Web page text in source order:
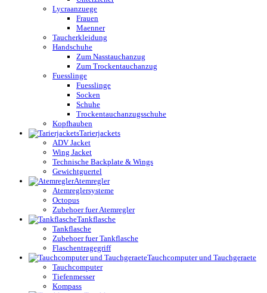
Lycraanzuege
Frauen
Maenner
Taucherkleidung
Handschuhe
Zum Nasstauchanzug
Zum Trockentauchanzug
Fuesslinge
Fuesslinge
Socken
Schuhe
Trockentauchanzugsschuhe
Kopfhauben
Tarierjackets
ADV Jacket
Wing Jacket
Technische Backplate & Wings
Gewichtguertel
Atemregler
Atemreglersysteme
Octopus
Zubehoer fuer Atemregler
Tankflasche
Tankflasche
Zubehoer fuer Tankflasche
Flaschentragegriff
Tauchcomputer und Tauchgeraete
Tauchcomputer
Tiefenmesser
Kompass